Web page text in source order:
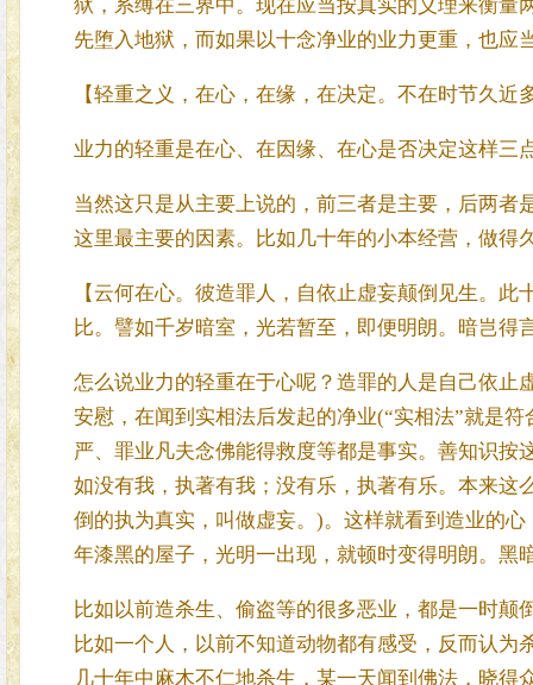
狱，系缚在三界中。现在应当按真实的义理来衡量
先堕入地狱，而如果以十念净业的业力更重，也应
【轻重之义，在心，在缘，在决定。不在时节久近
业力的轻重是在心、在因缘、在心是否决定这样
当然这只是从主要上说的，前三者是主要，后两
这里最主要的因素。比如几十年的小本经营，做得
【云何在心。彼造罪人，自依止虚妄颠倒见生。
比。譬如千岁暗室，光若暂至，即便明朗。暗岂得
怎么说业力的轻重在于心呢？造罪的人是自己依止
安慰，在闻到实相法后发起的净业(“实相法”就是
严、罪业凡夫念佛能得救度等都是事实。善知识
如没有我，执著有我；没有乐，执著有乐。本来这
倒的执为真实，叫做虚妄。)。这样就看到造业的
年漆黑的屋子，光明一出现，就顿时变得明朗。黑
比如以前造杀生、偷盗等的很多恶业，都是一时
比如一个人，以前不知道动物都有感受，反而认
几十年中麻木不仁地杀生，某一天闻到佛法，晓